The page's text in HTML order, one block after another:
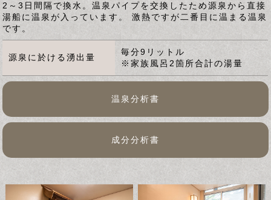
2～3日間隔で換水。温泉パイプを交換したため源泉から直接
湯船に温泉が入っています。 激熱ですが二番目に温まる温泉
です。
源泉に於ける湧出量
毎分9リットル
※家族風呂2箇所合計の湯量
温泉分析書
成分分析書